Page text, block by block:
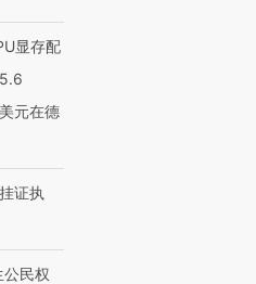
显存配
元在德
证执
民权